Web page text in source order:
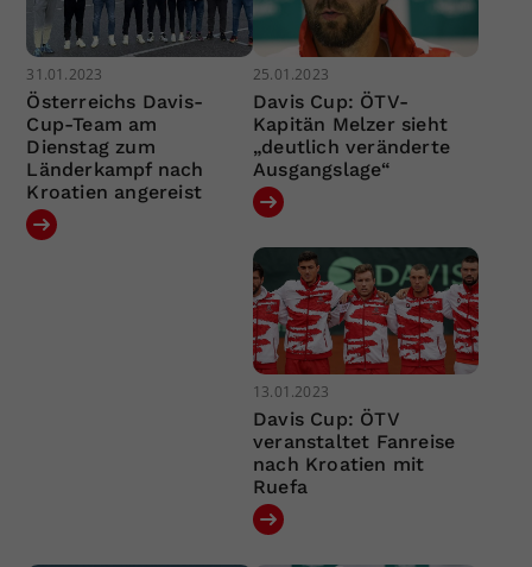
31.01.2023
Österreichs Davis-
Cup-Team am
Dienstag zum
Länderkampf nach
Kroatien angereist
25.01.2023
Davis Cup: ÖTV-
Kapitän Melzer sieht
„deutlich veränderte
Ausgangslage“
13.01.2023
Davis Cup: ÖTV
veranstaltet Fanreise
nach Kroatien mit
Ruefa